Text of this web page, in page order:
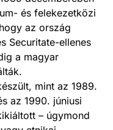
és felekezetközi
az ország
Securitate-ellenes
a magyar
mint az 1989.
az 1990. júniusi
– úgymond